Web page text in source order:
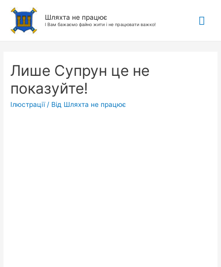
Шляхта не працює
І Вам бажаємо файно жити і не працювати важко!
Лише Супрун це не
показуйте!
Ілюстрації/ Від Шляхта не працює